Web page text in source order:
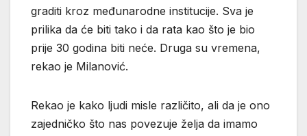
graditi kroz međunarodne institucije. Sva je
prilika da će biti tako i da rata kao što je bio
prije 30 godina biti neće. Druga su vremena,
rekao je Milanović.
Rekao je kako ljudi misle različito, ali da je ono
zajedničko što nas povezuje želja da imamo